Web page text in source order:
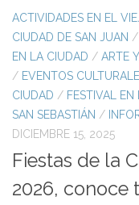
ACTIVIDADES EN EL
CIUDAD DE SAN JUAN /
EN LA CIUDAD / ARTE
/ EVENTOS
CIUDAD / FESTIVAL
SAN SEBASTIÁN /
DICIEMBRE 15, 2025
Fiestas de la
2026, conoce